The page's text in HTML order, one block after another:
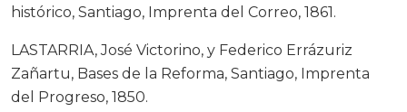
histórico, Santiago, Imprenta del Correo, 1861.
LASTARRIA, José Victorino, y Federico Errázuriz
Zañartu, Bases de la Reforma, Santiago, Imprenta
del Progreso, 1850.